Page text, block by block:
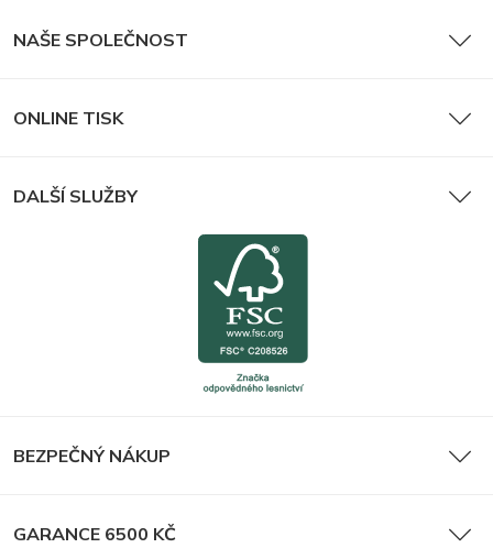
NAŠE SPOLEČNOST
ONLINE TISK
DALŠÍ SLUŽBY
BEZPEČNÝ NÁKUP
GARANCE 6500 KČ